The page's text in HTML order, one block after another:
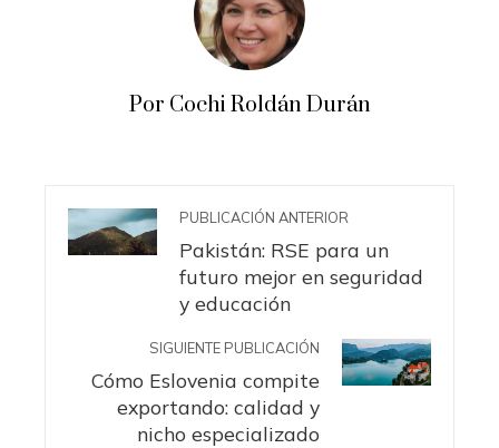
Por Cochi Roldán Durán
PUBLICACIÓN ANTERIOR
Pakistán: RSE para un
futuro mejor en seguridad
y educación
SIGUIENTE PUBLICACIÓN
Cómo Eslovenia compite
exportando: calidad y
nicho especializado